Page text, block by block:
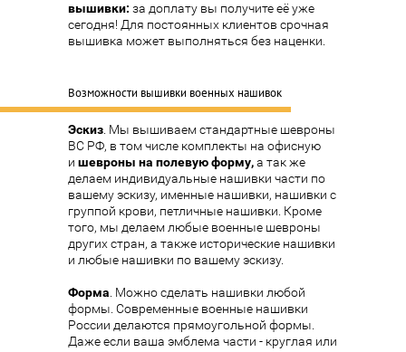
вышивки: за доплату вы получите её уже
сегодня! Для постоянных клиентов срочная
вышивка может выполняться без наценки.
Возможности вышивки военных нашивок
Эскиз. Мы вышиваем стандартные шевроны
ВС РФ, в том числе комплекты на офисную
и шевроны на полевую форму,а так же
делаем индивидуальные нашивки части по
вашему эскизу, именные нашивки, нашивки с
группой крови, петличные нашивки. Кроме
того, мы делаем любые военные шевроны
других стран, а также исторические нашивки
и любые нашивки по вашему эскизу.
Форма . Можно сделать нашивки любой
формы. Современные военные нашивки
России делаются прямоугольной формы.
Даже если ваша эмблема части - круглая или